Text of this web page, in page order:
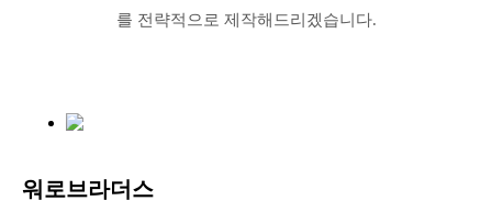
를 전략적으로 제작해드리겠습니다.
워로브라더스